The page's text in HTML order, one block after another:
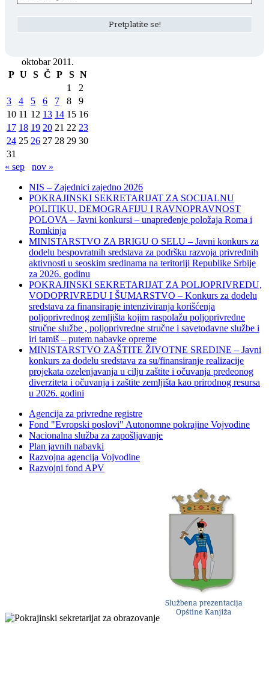
oktobar 2011.
P U S Č P S N
1
2
3
4 5 6 7 8
9
10 11 12 13 14 15 16
17 18 19 20 21 22 23
24 25 26 27 28 29 30
31
« sep
nov »
NIS – Zajednici zajedno 2026
POKRAJINSKI SEKRETARIJAT ZA SOCIJALNU
POLITIKU, DEMOGRAFIJU I RAVNOPRAVNOST
POLOVA – Javni konkursi – unapređenje položaja Roma i
Romkinja
MINISTARSTVO ZA BRIGU O SELU – Javni konkurs za
dodelu bespovratnih sredstava za podršku razvoja privrednih
aktivnosti u seoskim sredinama na teritoriji Republike Srbije
za 2026. godinu
POKRAJINSKI SEKRETARIJAT ZA POLJOPRIVREDU,
VODOPRIVREDU I ŠUMARSTVO – Konkurs za dodelu
sredstava za finansiranje intenziviranja korišćenja
poljoprivrednog zemljišta kojim raspolažu poljoprivredne
stručne službe , poljoprivredne stručne i savetodavne službe i
iri tamiš ‒ putem nabavke opreme
MINISTARSTVO ZAŠTITE ŽIVOTNE SREDINE – Javni
konkurs za dodelu sredstava za su/finansiranje realizacije
projekata ozelenjavanja u cilju zaštite i očuvanja predeonog
diverziteta i očuvanja i zaštite zemljišta kao prirodnog resursa
u 2026. godini
Agencija za privredne registre
Fond "Evropski poslovi" Autonomne pokrajine Vojvodine
Nacionalna služba za zapošljavanje
Plan javnih nabavki
Razvojna agencija Vojvodine
Razvojni fond APV